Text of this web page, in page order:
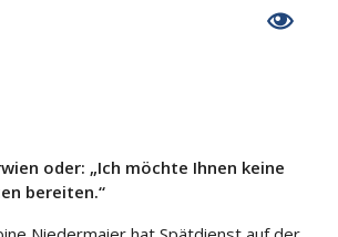
oder: „Ich möchte Ihnen keine
bereiten.“